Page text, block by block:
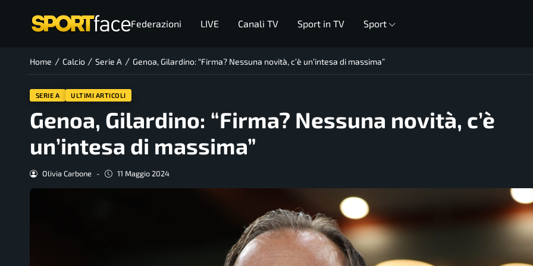
Federazioni LIVE Canali TV Sport in TV Sport
Home / Calcio / Serie A / Genoa, Gilardino: “Firma? Nessuna novità, c’è un’intesa di massima”
SERIE A ULTIMI ARTICOLI
Genoa, Gilardino: “Firma? Nessuna novità, c’è
un’intesa di massima”
Olivia Carbone - 11 Maggio 2024